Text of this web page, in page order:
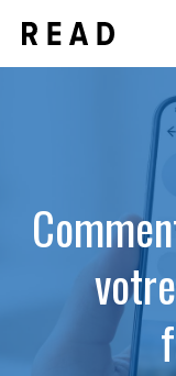
contenu